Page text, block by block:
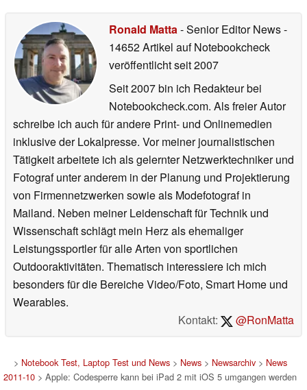
Ronald Matta- Senior Editor News-
14652 Artikel auf Notebookcheck
veröffentlichtseit 2007
Seit 2007 bin ich Redakteur bei
Notebookcheck.com. Als freier Autor
schreibe ich auch für andere Print- und Onlinemedien
inklusive der Lokalpresse. Vor meiner journalistischen
Tätigkeit arbeitete ich als gelernter Netzwerktechniker und
Fotograf unter anderem in der Planung und Projektierung
von Firmennetzwerken sowie als Modefotograf in
Mailand. Neben meiner Leidenschaft für Technik und
Wissenschaft schlägt mein Herz als ehemaliger
Leistungssportler für alle Arten von sportlichen
Outdooraktivitäten. Thematisch interessiere ich mich
besonders für die Bereiche Video/Foto, Smart Home und
Wearables.
Kontakt:
@RonMatta
> Notebook Test, Laptop Test und News> News> Newsarchiv> News
2011-10 > Apple: Codesperre kann bei iPad 2 mit iOS 5 umgangen werden